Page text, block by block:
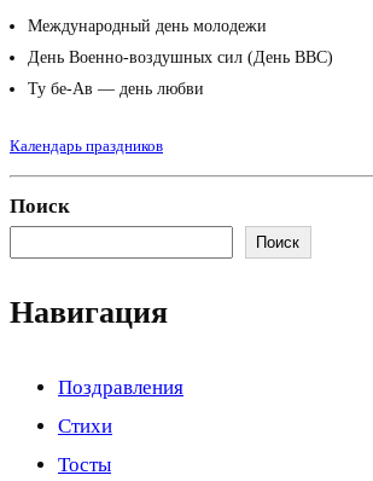
Международный день молодежи
День Военно-воздушных сил (День ВВС)
Ту бе-Ав — день любви
Календарь праздников
Поиск
Поиск
Навигация
Поздравления
Стихи
Тосты